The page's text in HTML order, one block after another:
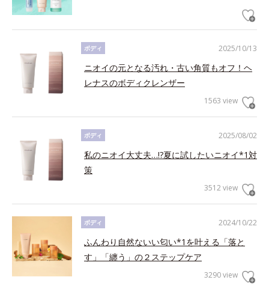
2025/10/13
ボディ
ニオイの元となる汚れ・古い角質もオフ！ヘ
レナスのボディクレンザー
1563 view
2025/08/02
ボディ
私のニオイ大丈夫…!?夏に試したいニオイ*1対
策
3512 view
2024/10/22
ボディ
ふんわり自然ないい匂い*1を叶える「落と
す」「纏う」の２ステップケア
3290 view